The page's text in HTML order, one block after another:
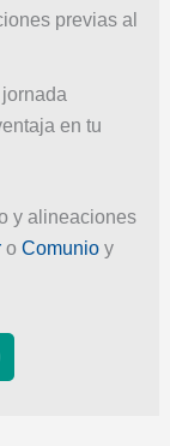
previas al
en tu
y alineaciones
o Comunioy